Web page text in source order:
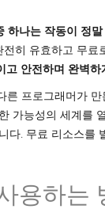
하나는 작동이 정
전히 유효하고 무
고 안전하며 완벽
프로그래머가 만
가능성의 세계를
다. 무료 리소스를
용하